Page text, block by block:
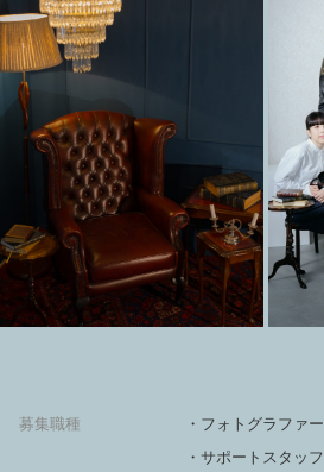
募集職種
・フォトグラファー
・サポートスタッフ